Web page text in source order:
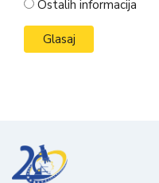
Ostalih informacija